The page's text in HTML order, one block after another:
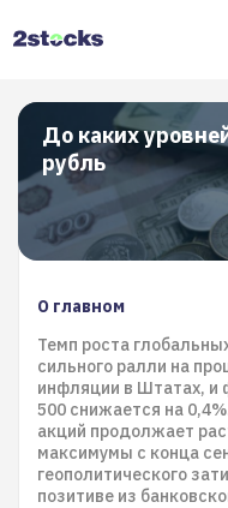
До каких
рубль
О главном
Темп роста
сильного ралли на
инфляции в Штатах, и
500 снижается на
акций продолжает
максимумы с конца
геополитического
позитиве из